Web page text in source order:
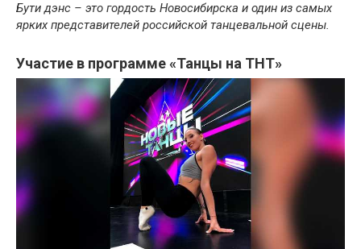
Бути дэнс – это гордость Новосибирска и один из самых
ярких представителей российской танцевальной сцены.
Участие в программе «Танцы на ТНТ»